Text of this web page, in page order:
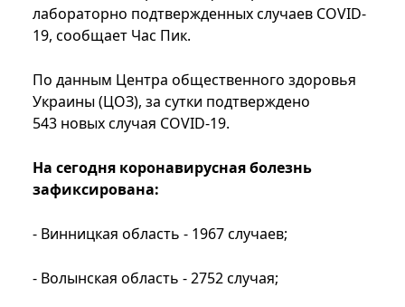
лабораторно подтвержденных случаев COVID-
19, сообщает Час Пик.
По данным Центра общественного здоровья
Украины (ЦОЗ), за сутки подтверждено
543 новых случая COVID-19.
На сегодня коронавирусная болезнь
зафиксирована:
- Винницкая область - 1967 случаев;
- Волынская область - 2752 случая;